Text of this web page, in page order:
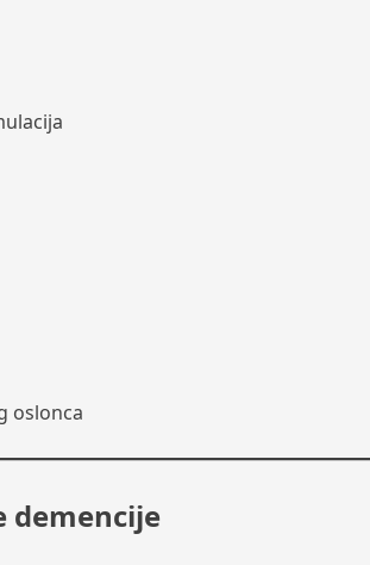
oslonca
demencije